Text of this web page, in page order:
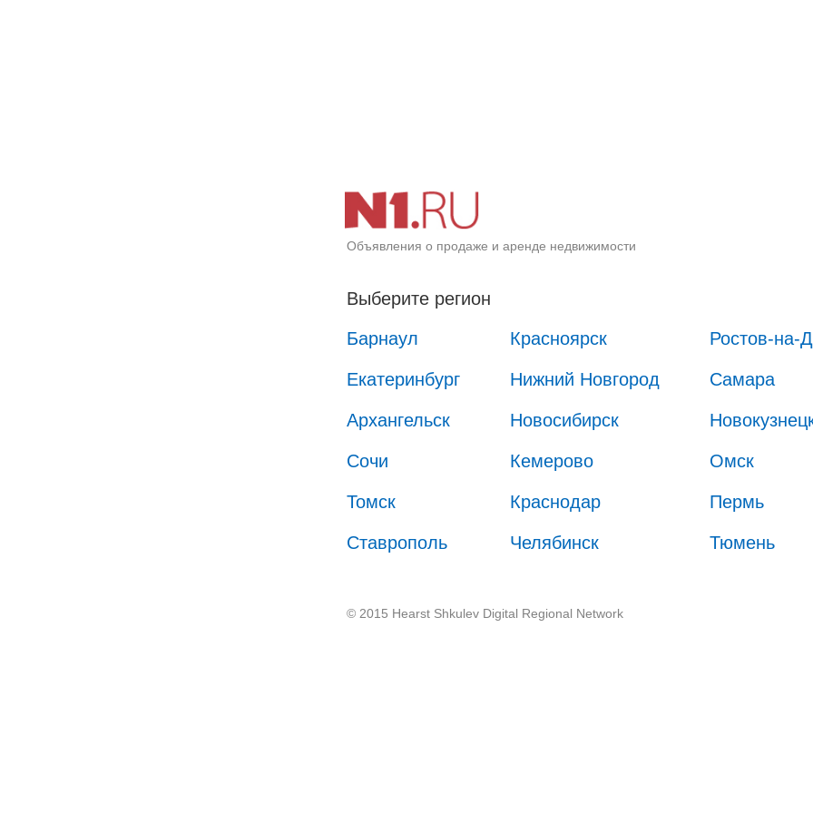
Объявления о продаже и аренде недвижимости
Выберите регион
Барнаул
Красноярск Ростов-на-
Екатеринбург Нижний Новгород Самара
Архангельск Новосибирск
Сочи Кемерово Омск
Томск Краснодар Пермь
Ставрополь Челябинск Тюмень
© 2015 Hearst Shkulev Digital Regional Network